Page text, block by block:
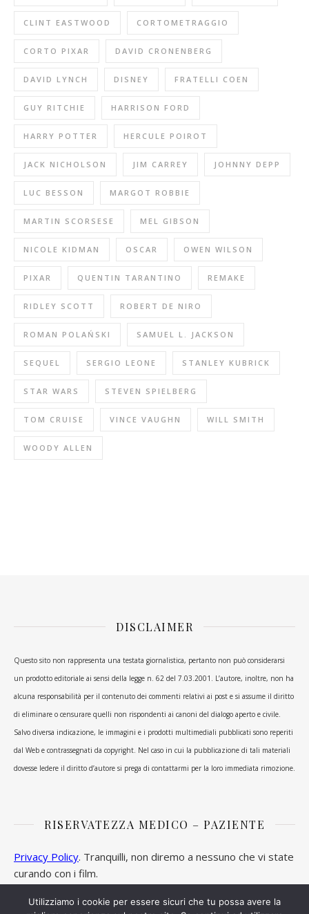
CLINT EASTWOOD CORTOMETRAGGIO
CORTO PIXAR DAVID CRONENBERG
DAVID LYNCH DISNEY FRATELLI COEN
GUY RITCHIE HARRISON FORD
HARRY POTTER HERCULE POIROT
JACK NICHOLSON JIM CARREY JOHNNY DEPP
LUC BESSON MARGOT ROBBIE
MARTIN SCORSESE MEL GIBSON
NICOLE KIDMAN OSCAR OWEN WILSON
PIXAR QUENTIN TARANTINO REMAKE
RIDLEY SCOTT ROBERT DE NIRO
ROMAN POLAŃSKI SAMUEL L. JACKSON
SEQUEL SERGIO LEONE STANLEY KUBRICK
STAR WARS STEVEN SPIELBERG
TOM CRUISE VINCE VAUGHN WILL SMITH
WOODY ALLEN
DISCLAIMER
Questo sito non rappresenta una testata giornalistica, pertanto non può considerarsi
un prodotto editoriale ai sensi della legge n. 62 del 7.03.2001. L’autore, inoltre, non ha
alcuna responsabilità per il contenuto dei commenti relativi ai post e si assume il diritto
di eliminare o censurare quelli non rispondenti ai canoni del dialogo aperto e civile.
Salvo diversa indicazione, le immagini e i prodotti multimediali pubblicati sono reperiti
dal Web e contrassegnati da copyright. Nel caso in cui la pubblicazione di tali materiali
dovesse ledere il diritto d’autore si prega di contattarmi per la loro immediata rimozione.
RISERVATEZZA MEDICO – PAZIENTE
Privacy Policy. Tranquilli, non diremo a nessuno che vi state
curando con i film.
Utilizziamo i cookie per essere sicuri che tu possa avere la